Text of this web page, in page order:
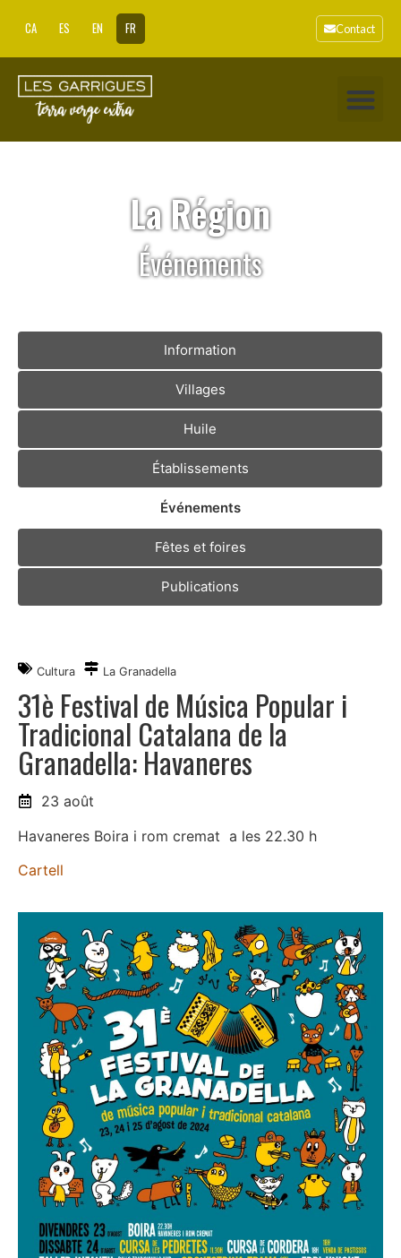
CA ES EN FR Contact
La Région
Événements
Information
Villages
Huile
Établissements
Événements
Fêtes et foires
Publications
Cultura La Granadella
31è Festival de Música Popular i
Tradicional Catalana de la
Granadella: Havaneres
23 août
Havaneres Boira i rom cremat a les 22.30 h
Cartell